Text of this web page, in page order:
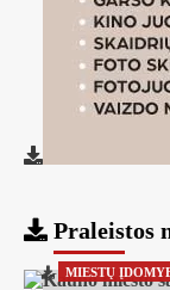
Praleistos
MIESTŲ